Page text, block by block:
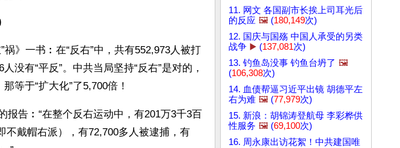
》一书︰在“反右”中，共有552,973人被打
没有“平反”。中共当局坚持“反右”是对的，
等于“扩大化”了5,700倍！
告︰“在整个反右运动中，有201万3千3百
戴帽右派），有72,700多人被逮捕，有
11. 网文 各国副市长挨上司耳光后
的反应 🖼️ (180,149次)
12. 国庆与国殇 中国人承受的另类
战争 ▶️ (137,081次)
13. 钓鱼岛没事 钓鱼台坍了 🖼️
(106,308次)
14. 血债帮逼习近平出镜 胡德平左
右为难 🖼️ (77,979次)
15. 新浪：胡锦涛登航母 李彩桦供
性服务 🖼️ (69,100次)
16. 周永康出访花絮！中共建国唯